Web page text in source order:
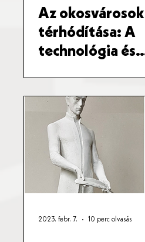
Az okosvárosok
térhódítása: A
technológia és
2023. febr. 7. 10 perc olvasás